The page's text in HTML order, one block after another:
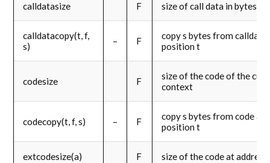
calldatasize F size of call data in bytes
calldatacopy(t, f,
s)
– F
copy s bytes from
position t
codesize F
size of the code of the
context
codecopy(t, f, s) – F
copy s bytes from code at
position t
extcodesize(a) F size of the code at address